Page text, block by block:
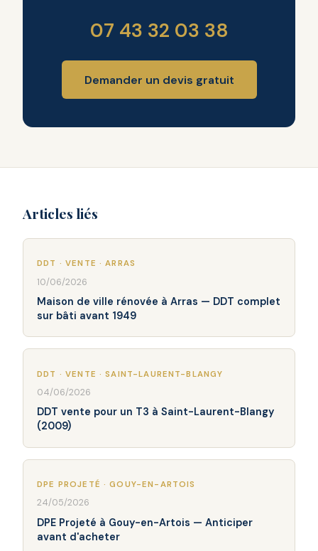
07 43 32 03 38
Demander un devis gratuit
Articles liés
DDT · VENTE · ARRAS
10/06/2026
Maison de ville rénovée à Arras — DDT complet
sur bâti avant 1949
DDT · VENTE · SAINT-LAURENT-BLANGY
04/06/2026
DDT vente pour un T3 à Saint-Laurent-Blangy
(2009)
DPE PROJETÉ · GOUY-EN-ARTOIS
24/05/2026
DPE Projeté à Gouy-en-Artois — Anticiper
avant d'acheter